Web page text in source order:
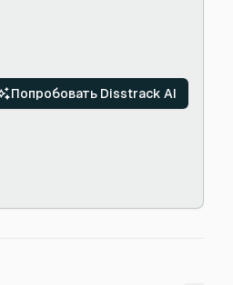
Попробовать Disstrack AI